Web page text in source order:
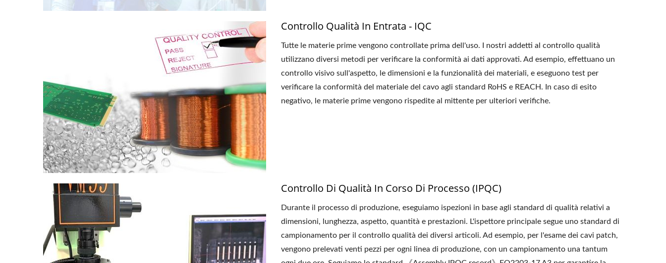
Controllo Qualità In Entrata - IQC
Tutte le materie prime vengono controllate prima dell'uso. I nostri addetti al controllo qualità
utilizzano diversi metodi per verificare la conformità ai dati approvati. Ad esempio, effettuano un
controllo visivo sull'aspetto, le dimensioni e la funzionalità dei materiali, e eseguono test per
verificare la conformità del materiale del cavo agli standard RoHS e REACH. In caso di esito
negativo, le materie prime vengono rispedite al mittente per ulteriori verifiche.
Controllo Di Qualità In Corso Di Processo (IPQC)
Durante il processo di produzione, eseguiamo ispezioni in base agli standard di qualità relativi a
dimensioni, lunghezza, aspetto, quantità e prestazioni. L'ispettore principale segue uno standard di
campionamento per il controllo qualità dei diversi articoli. Ad esempio, per l'esame dei cavi patch,
vengono prelevati venti pezzi per ogni linea di produzione, con un campionamento una tantum